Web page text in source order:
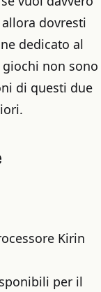
dovresti
dedicato al
non sono
di questi due
Kirin
per il